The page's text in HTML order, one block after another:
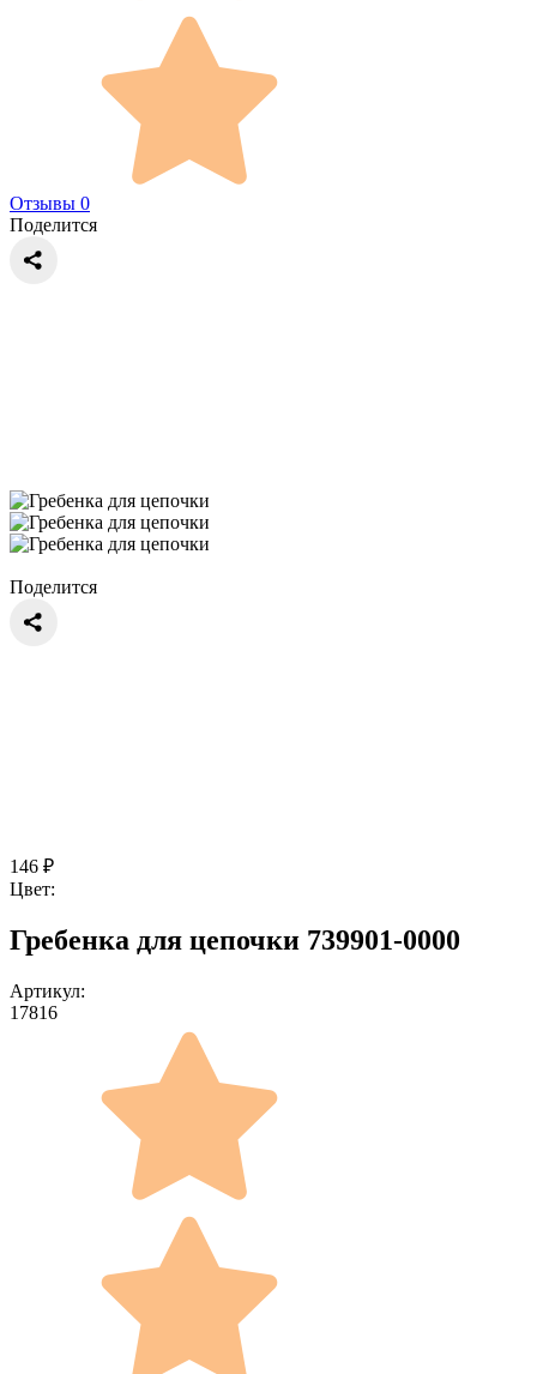
Отзывы 0
Поделится
Поделится
146 ₽
Цвет:
Гребенка для цепочки 739901-0000
Артикул:
17816